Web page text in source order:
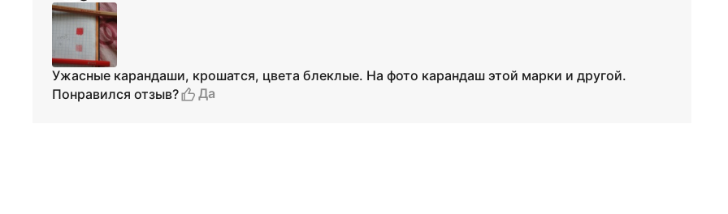
Ужасные карандаши, крошатся, цвета блеклые. На фото карандаш этой марки и другой.
Понравился отзыв?
Да